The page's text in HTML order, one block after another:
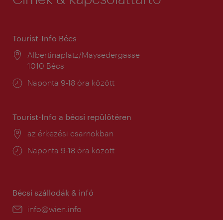
Tourist-Info Bécs
Helyszín:
Albertinaplatz/Maysedergasse
1010 Bécs
Nyitva
Naponta 9-18 óra között
Tourist-Info a bécsi repülőtéren
Helyszín:
az érkezési csarnokban
Nyitva
Naponta 9-18 óra között
Bécsi szállodák & infó
E-
info@wien.info